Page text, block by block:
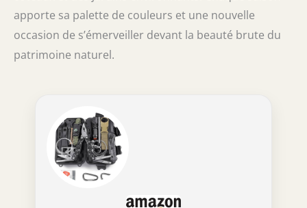
apporte sa palette de couleurs et une nouvelle
occasion de s’émerveiller devant la beauté brute du
patrimoine naturel.